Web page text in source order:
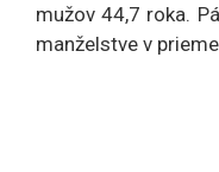
mužov 44,7 roka.
manželstve v